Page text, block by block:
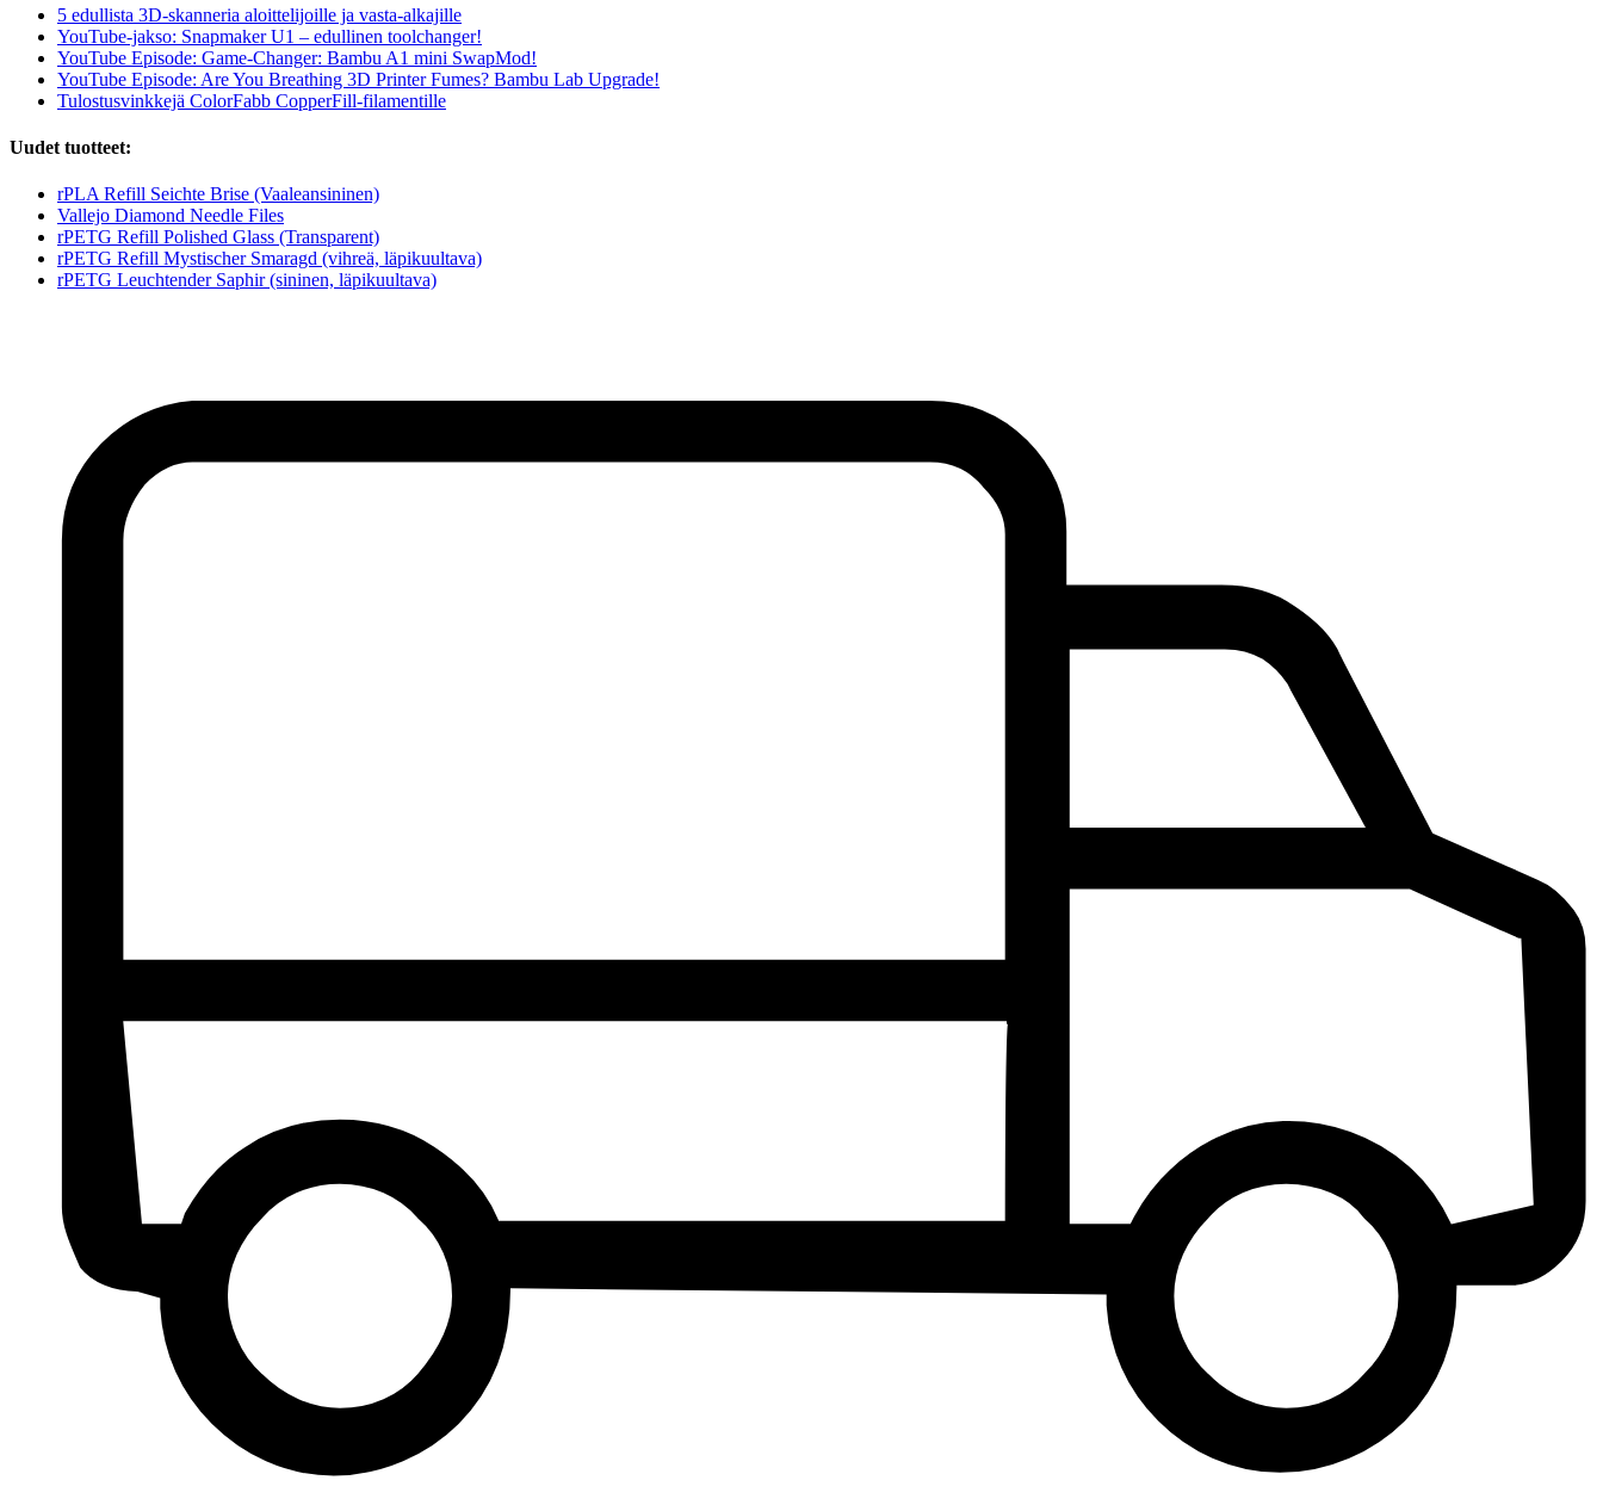
5 edullista 3D-skanneria aloittelijoille ja vasta-alkajille
YouTube-jakso: Snapmaker U1 – edullinen toolchanger!
YouTube Episode: Game-Changer: Bambu A1 mini SwapMod!
YouTube Episode: Are You Breathing 3D Printer Fumes? Bambu Lab Upgrade!
Tulostusvinkkejä ColorFabb CopperFill-filamentille
Uudet tuotteet:
rPLA Refill Seichte Brise (Vaaleansininen)
Vallejo Diamond Needle Files
rPETG Refill Polished Glass (Transparent)
rPETG Refill Mystischer Smaragd (vihreä, läpikuultava)
rPETG Leuchtender Saphir (sininen, läpikuultava)